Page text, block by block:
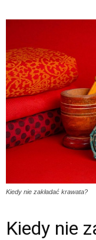
Kiedy nie zakładać krawata?
Kiedy nie